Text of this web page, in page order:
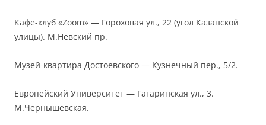
Кафе-клуб «Zoom» — Гороховая ул., 22 (угол Казанской
улицы). М.Невский пр.
Музей-квартира Достоевского — Кузнечный пер., 5/2.
Европейский Университет — Гагаринская ул., 3.
М.Чернышевская.